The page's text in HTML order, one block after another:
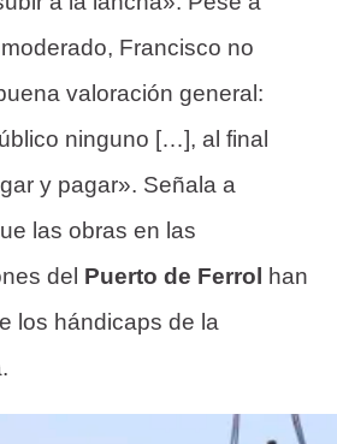
Francisco no
valoración general:
ninguno […], al final
y pagar». Señala a
las obras en las
del Puerto de Ferrol
han
los hándicaps de la